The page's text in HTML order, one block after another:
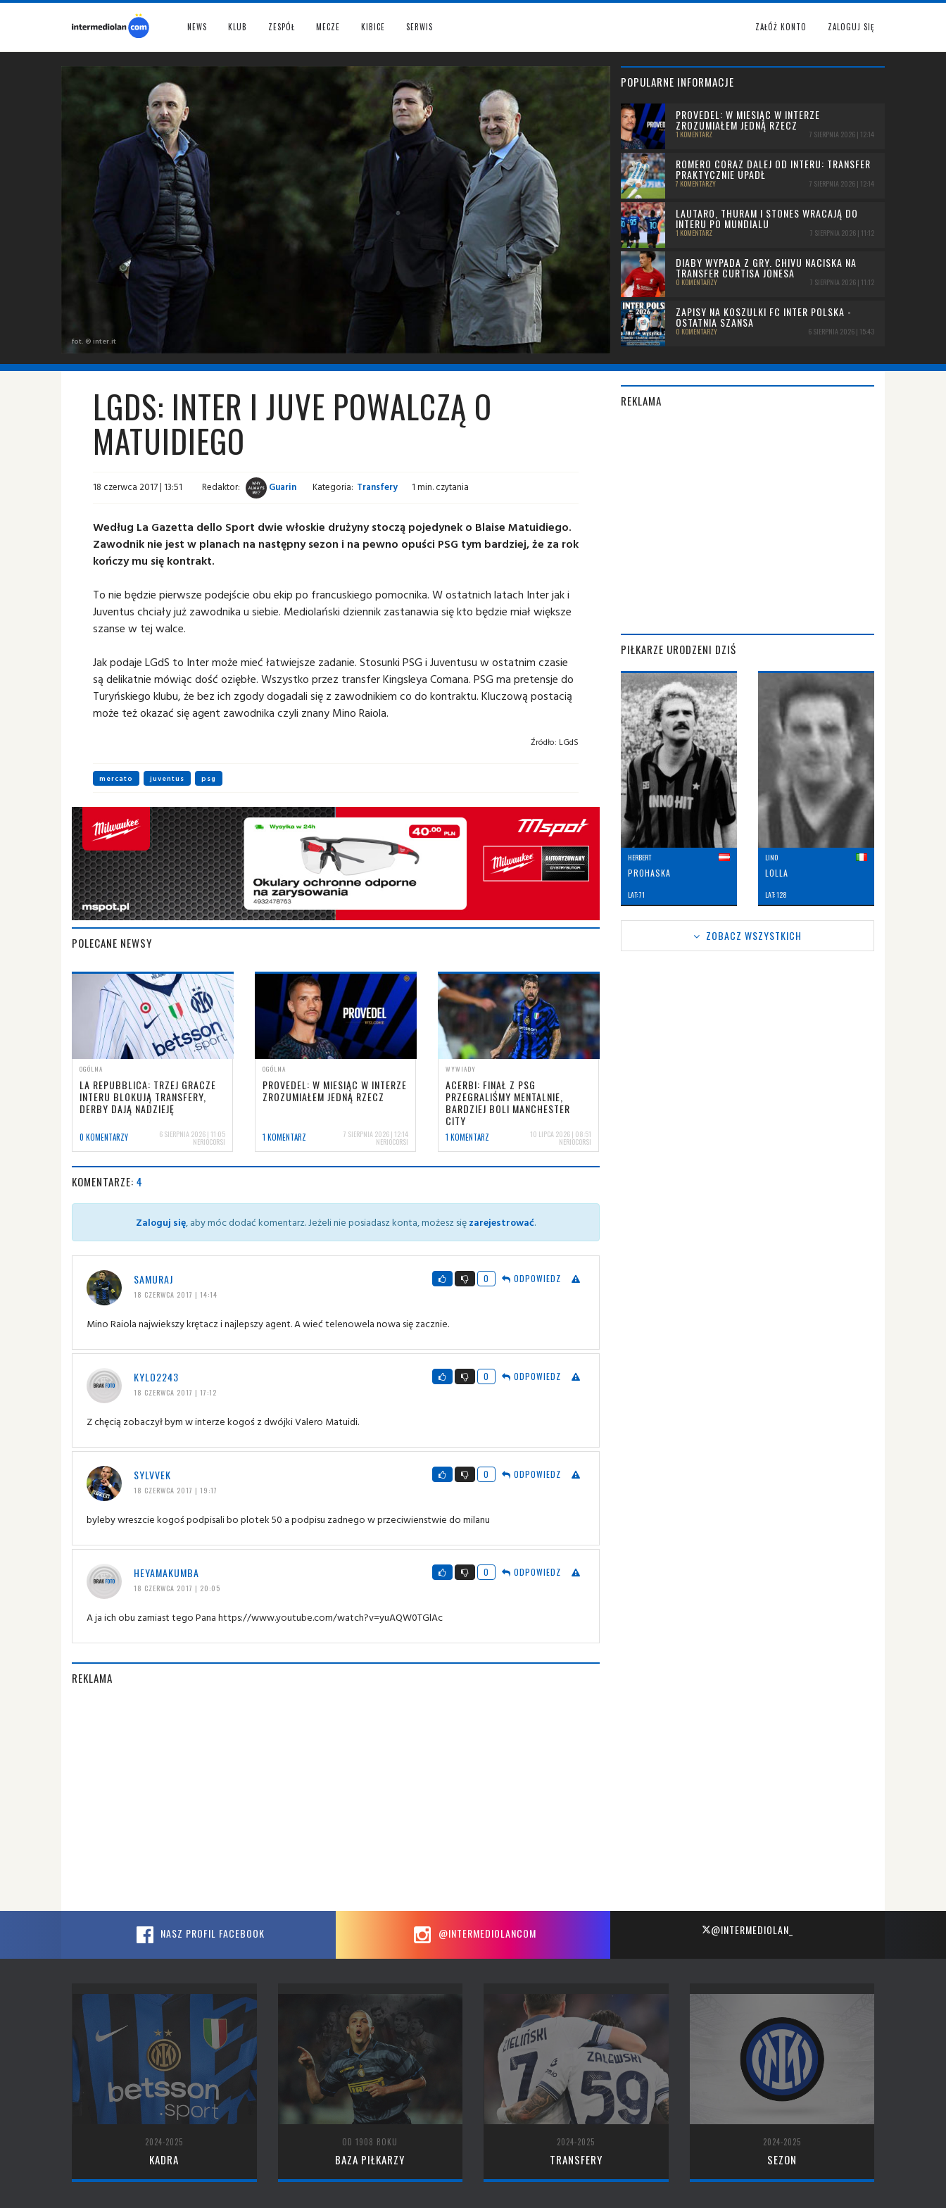
NEWS KLUB ZESPÓŁ MECZE KIBICE SERWIS ZAŁÓŻ KONTO ZALOGUJ SIĘ
fot. © inter.it
POPULARNE INFORMACJE
PROVEDEL: W MIESIĄC W INTERZE
ZROZUMIAŁEM JEDNĄ RZECZ
1 KOMENTARZ 7 SIERPNIA 2026 | 12:14
ROMERO CORAZ DALEJ OD INTERU: TRANSFER
PRAKTYCZNIE UPADŁ
7 KOMENTARZY 7 SIERPNIA 2026 | 12:14
LAUTARO, THURAM I STONES WRACAJĄ DO
INTERU PO MUNDIALU
1 KOMENTARZ 7 SIERPNIA 2026 | 11:12
DIABY WYPADA Z GRY. CHIVU NACISKA NA
TRANSFER CURTISA JONESA
0 KOMENTARZY 7 SIERPNIA 2026 | 11:12
ZAPISY NA KOSZULKI FC INTER POLSKA -
OSTATNIA SZANSA
0 KOMENTARZY 6 SIERPNIA 2026 | 15:43
LGDS: INTER I JUVE POWALCZĄ O
MATUIDIEGO
18 czerwca 2017 | 13:51 Redaktor: Guarin Kategoria: Transfery 1 min. czytania
Według La Gazetta dello Sport dwie włoskie drużyny stoczą pojedynek o Blaise Matuidiego.
Zawodnik nie jest w planach na następny sezon i na pewno opuści PSG tym bardziej, że za rok
kończy mu się kontrakt.
To nie będzie pierwsze podejście obu ekip po francuskiego pomocnika. W ostatnich latach Inter jak i
Juventus chciały już zawodnika u siebie. Mediolański dziennik zastanawia się kto będzie miał większe
szanse w tej walce.
Jak podaje LGdS to Inter może mieć łatwiejsze zadanie. Stosunki PSG i Juventusu w ostatnim czasie
są delikatnie mówiąc dość oziębłe. Wszystko przez transferKingsleya Comana. PSG ma pretensje do
Turyńskiego klubu, że bez ich zgody dogadali się z zawodnikiem co do kontraktu. Kluczową postacią
może też okazać się agent zawodnika czyli znany Mino Raiola.
Źródło: LGdS
mercato juventus psg
POLECANE NEWSY
OGÓLNA
LA REPUBBLICA: TRZEJ GRACZE
INTERU BLOKUJĄ TRANSFERY,
DERBY DAJĄ NADZIEJĘ
0 KOMENTARZY 6 SIERPNIA 2026 | 11:05
NERIOCORSI
OGÓLNA
PROVEDEL: W MIESIĄC W INTERZE
ZROZUMIAŁEM JEDNĄ RZECZ
1 KOMENTARZ 7 SIERPNIA 2026 | 12:14
NERIOCORSI
WYWIADY
ACERBI: FINAŁ Z PSG
PRZEGRALIŚMY MENTALNIE,
BARDZIEJ BOLI MANCHESTER
CITY
1 KOMENTARZ 10 LIPCA 2026 | 08:51
NERIOCORSI
KOMENTARZE: 4
Zaloguj się, aby móc dodać komentarz. Jeżeli nie posiadasz konta, możesz sięzarejestrować.
SAMURAJ
18 CZERWCA 2017 | 14:14
0 ODPOWIEDZ
Mino Raiola najwiekszy krętacz i najlepszy agent. A wieć telenowela nowa się zacznie.
KYLO2243
18 CZERWCA 2017 | 17:12
0 ODPOWIEDZ
Z chęcią zobaczył bym w interze kogoś z dwójki Valero Matuidi.
SYLVVEK
18 CZERWCA 2017 | 19:17
0 ODPOWIEDZ
byleby wreszcie kogoś podpisali bo plotek 50 a podpisu zadnego w przeciwienstwie do milanu
HEYAMAKUMBA
18 CZERWCA 2017 | 20:05
0 ODPOWIEDZ
A ja ich obu zamiast tego Pana https://www.youtube.com/watch?v=yuAQW0TGlAc
REKLAMA
REKLAMA
PIŁKARZE URODZENI DZIŚ
HERBERT
PROHASKA
LAT: 71
LINO
LOLLA
LAT: 128
ZOBACZ WSZYSTKICH
NASZ PROFIL FACEBOOK @INTERMEDIOLANCOM @INTERMEDIOLAN_
2024-2025
KADRA
OD 1908 ROKU
BAZA PIŁKARZY
2024-2025
TRANSFERY
2024-2025
SEZON